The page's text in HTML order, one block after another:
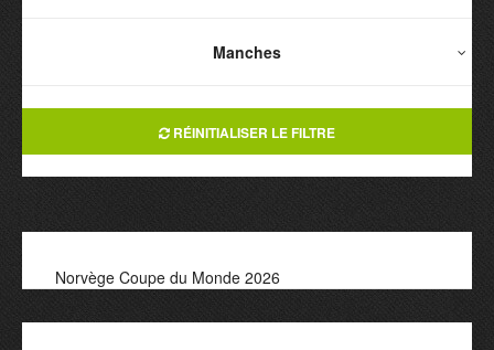
Manches
RÉINITIALISER LE FILTRE
Norvège Coupe du Monde 2026